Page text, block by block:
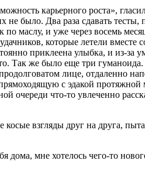
карьерного роста»,
было. Два раза сдавать
маслу, и уже через восемь
которые летели
приклеена улыбка, и из-за
Так же было еще три
лице, отдаленно
с эдакой
что-то увлеченно
взгляды друг на друга,
дома, мне хотелось чего-то